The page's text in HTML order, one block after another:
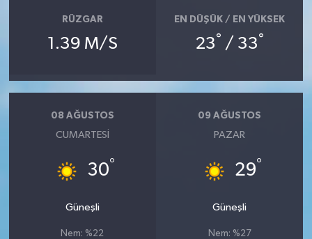
RÜZGAR
1.39 M/S
EN DÜŞÜK / EN YÜKSEK
23° / 33°
08 AĞUSTOS
CUMARTESI
30°
Güneşli
Nem: %22
09 AĞUSTOS
PAZAR
29°
Güneşli
Nem: %27